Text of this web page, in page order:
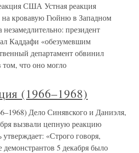
США Устная реакция
кровавую Гюйню в Западном
незамедлительно: президент
Каддафи «обезумевшим
департамент обвинил
том, что оно могло
(1966–1968)
Дело Синявского и Даниэля,
вызвали цепную реакцию
«Строго говоря,
демонстрантов 5 декабря было